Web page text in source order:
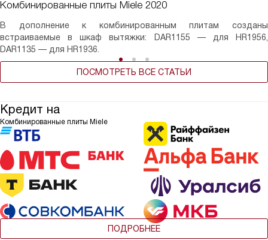
Комбинированные плиты Miele 2020
В дополнение к комбинированным плитам созданы
встраиваемые в шкаф вытяжки: DAR1155 — для HR1956,
DAR1135 — для HR1936.
ПОСМОТРЕТЬ ВСЕ СТАТЬИ
Кредит на
Комбинированные плиты Miele
ПОДРОБНЕЕ